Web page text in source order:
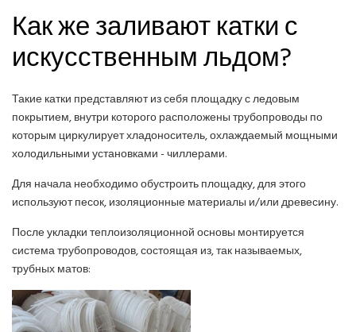
Как же заливают катки с
искусственным льдом?
Такие катки представляют из себя площадку с ледовым
покрытием, внутри которого расположены трубопроводы по
которым циркулирует хладоноситель, охлаждаемый мощными
холодильными установками - чиллерами.
Для начала необходимо обустроить площадку, для этого
используют песок, изоляционные материалы и/или древесину.
После укладки теплоизоляционной основы монтируется
система трубопроводов, состоящая из, так называемых,
трубных матов: